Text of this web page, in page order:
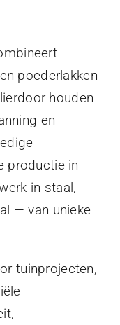
poederlakken
houden
en
productie in
in staal,
— van unieke
tuinprojecten,